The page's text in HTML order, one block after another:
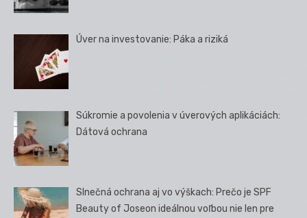
Úver na investovanie: Páka a riziká
Súkromie a povolenia v úverových aplikáciách:
Dátová ochrana
Slnečná ochrana aj vo výškach: Prečo je SPF
Beauty of Joseon ideálnou voľbou nie len pre